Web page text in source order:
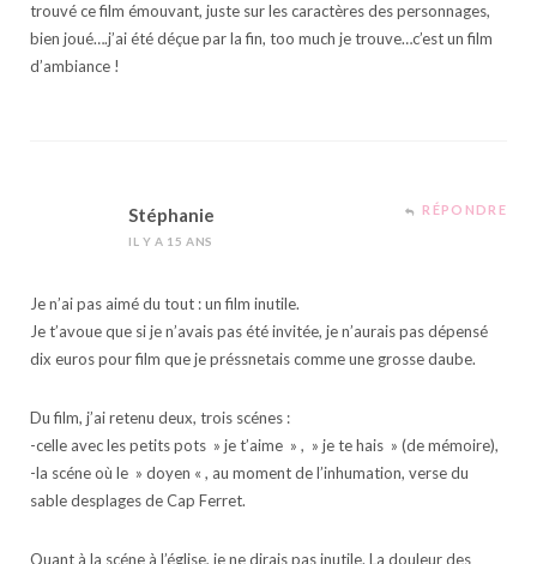
trouvé ce film émouvant, juste sur les caractères des personnages,
bien joué….j’ai été déçue par la fin, too much je trouve…c’est un film
d’ambiance !
Stéphanie
IL Y A 15 ANS
RÉPONDRE
Je n’ai pas aimé du tout : un film inutile.
Je t’avoue que si je n’avais pas été invitée, je n’aurais pas dépensé
dix euros pour film que je préssnetais comme une grosse daube.
Du film, j’ai retenu deux, trois scénes :
-celle avec les petits pots » je t’aime » , » je te hais » (de mémoire),
-la scéne où le » doyen « , au moment de l’inhumation, verse du
sable desplages de Cap Ferret.
Quant à la scéne à l’église, je ne dirais pas inutile. La douleur des